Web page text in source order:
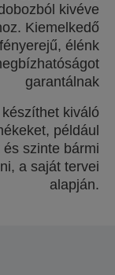
kivéve
Kiemelkedő
élénk
garantálnak
kiváló
például
szinte bármi
a saját tervei
alapján.